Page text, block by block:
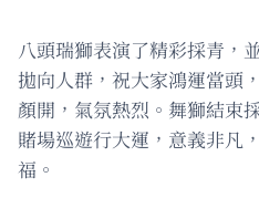
八頭瑞獅表演了精彩採青，
拋向人群，祝大家鴻運當頭
顏開，氣氛熱烈。舞獅結束
賭場巡遊行大運，意義非凡
福。